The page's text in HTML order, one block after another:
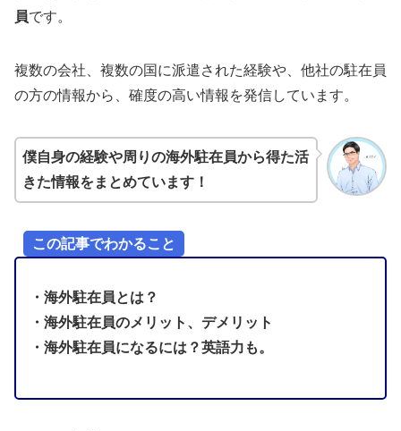
員です。
複数の会社、複数の国に派遣された経験や、他社の駐在員
の方の情報から、確度の高い情報を発信しています。
僕自身の経験や周りの海外駐在員から得た活
きた情報をまとめています！
この記事でわかること
・海外駐在員とは？
・海外駐在員のメリット、デメリット
・海外駐在員になるには？英語力も。